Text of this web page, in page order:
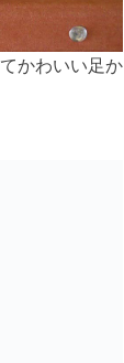
かわいい足か